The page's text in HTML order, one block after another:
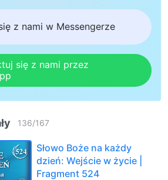
z nami w Messengerze
się z nami przez
136/167
Słowo Boże na każdy
dzień: Wejście w życie |
Fragment 524